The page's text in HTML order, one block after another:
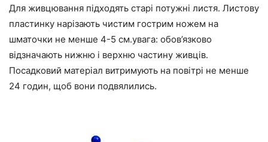
Для живцювання підходять старі потужні листя. Листову
пластинку нарізають чистим гострим ножем на
шматочки не менше 4-5 см.увага: обов’язково
відзначають нижню і верхню частину живців.
Посадковий матеріал витримують на повітрі не менше
24 годин, щоб вони подвялились.